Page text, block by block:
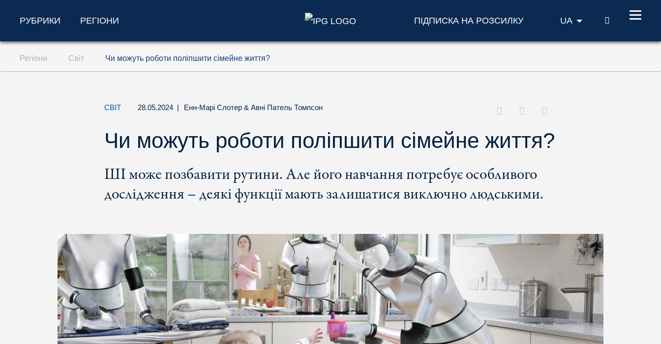
Перейти до змісту (ключ доступу '1')
Перейти до пошуку (ключ доступу '2')
РУБРИКИ РЕГІОНИ ПІДПИСКА НА РОЗСИЛКУ UA ПОШУК
Регіони Світ Чи можуть роботи поліпшити сімейне життя?
СВІТ 28.05.2024 | Енн-Марі Слотер & Авні Патель Томпсон
Чи можуть роботи поліпшити сімейне життя?
ШІ може позбавити рутини. Але його навчання потребує особливого
дослідження – деякі функції мають залишатися виключно людськими.